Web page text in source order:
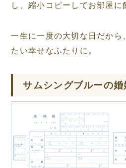
し、縮小コピーしてお部屋に
一生に一度の大切な日だから
たい幸せなふたりに。
サムシングブルーの婚